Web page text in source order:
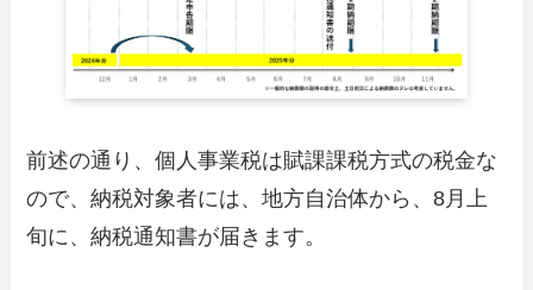
前述の通り、個人事業税は賦課課税方式の税金な
ので、納税対象者には、地方自治体から、8月上
旬に、納税通知書が届きます。